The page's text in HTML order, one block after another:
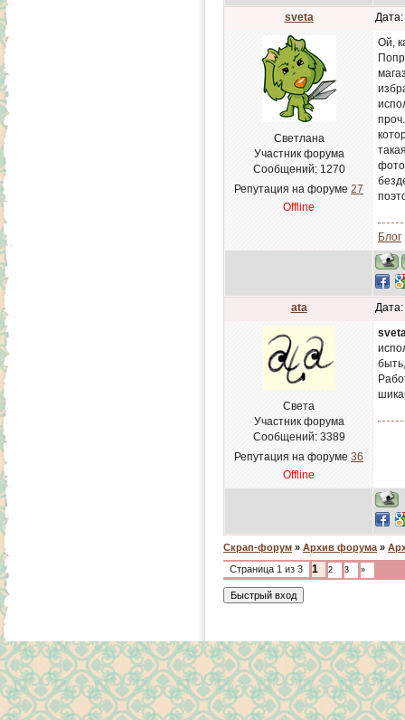
sveta
Светлана
Участник форума
Сообщений: 1270
Репутация на форуме 27
Offline
Ой,
Блог
ata
Света
Участник форума
Сообщений: 3389
Репутация на форуме 36
Offline
Скрап-форум » Архив форума »
Страница 1 из 3 1 2 3 »